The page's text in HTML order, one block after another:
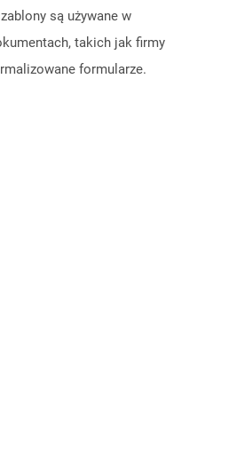
są używane w
takich jak firmy
formularze.